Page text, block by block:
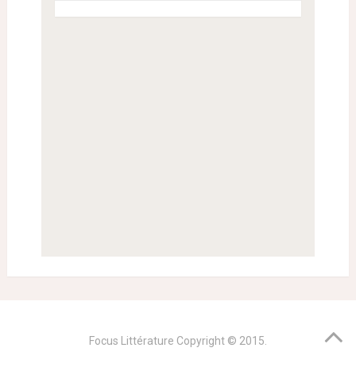
Focus Littérature Copyright © 2015.